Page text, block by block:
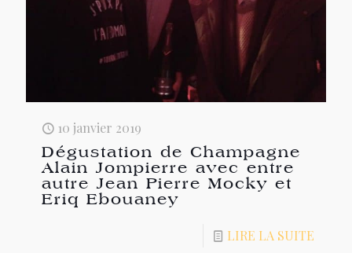
10 janvier 2019
Dégustation de Champagne
Alain Jompierre avec entre
autre Jean Pierre Mocky et
Eriq Ebouaney
LIRE LA SUITE